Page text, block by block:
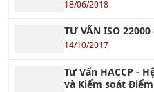
18/06/2018
TƯ VẤN ISO 22000
14/10/2017
Tư Vấn HACCP -
và Kiểm soát